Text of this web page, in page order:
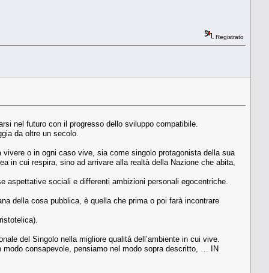
Registrato
nel futuro con il progresso dello sviluppo compatibile.
da oltre un secolo.
o in ogni caso vive, sia come singolo protagonista della sua
in cui respira, sino ad arrivare alla realtà della Nazione che abita,
aspettative sociali e differenti ambizioni personali egocentriche.
della cosa pubblica, è quella che prima o poi farà incontrare
del Singolo nella migliore qualità dell’ambiente in cui vive.
consapevole, pensiamo nel modo sopra descritto, … IN